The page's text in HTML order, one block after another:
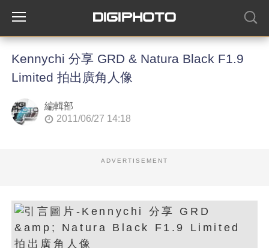
Kennychi 分享 GRD & Natura Black F1.9
Limited 拍出廣角人像
編輯部
2011/06/27 14:18
ADVERTISEMENT